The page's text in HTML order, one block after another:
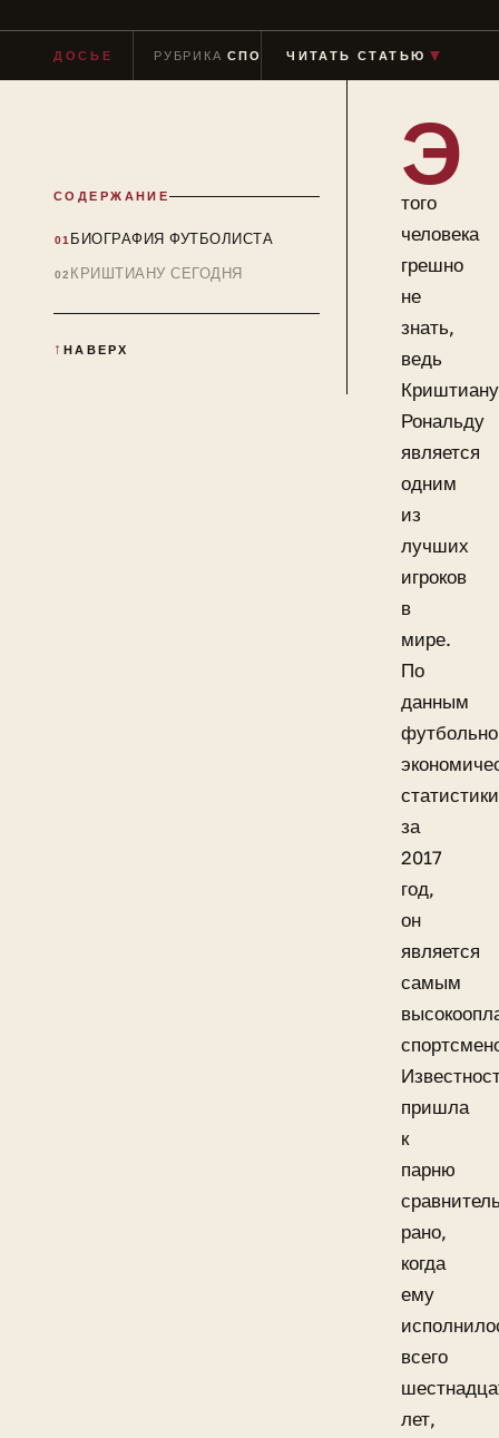
ДОСЬЕ РУБРИКАСПОРТСМЕНЫ ЧТЕНИЕ
ЧИТАТЬ СТАТЬЮ ▼
СОДЕРЖАНИЕ
БИОГРАФИЯ ФУТБОЛИСТА
КРИШТИАНУ СЕГОДНЯ
НАВЕРХ
Э
того
человека
грешно
не
знать,
ведь
Криштиану
Рональду
является
одним
из
лучших
игроков
в
мире.
По
данным
статистики
за
2017
год,
он
является
самым
пришла
к
парню
рано,
когда
ему
всего
лет,